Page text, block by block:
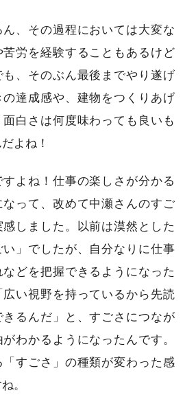
ん、その過程においては大変な
苦労を経験することもあるけど
も、そのぶん最後までやり遂げ
の達成感や、建物をつくりあげ
面白さは何度味わっても良いも
よね！
すよね！仕事の楽しさが分かる
なって、改めて中瀬さんのすご
感しました。以前は漠然とした
い」でしたが、自分なりに仕事
どを把握できるようになった
い視野を持っているから先読
きるんだ」と、すごさにつなが
わかるようになったんです。
「すごさ」の種類が変わった感
。